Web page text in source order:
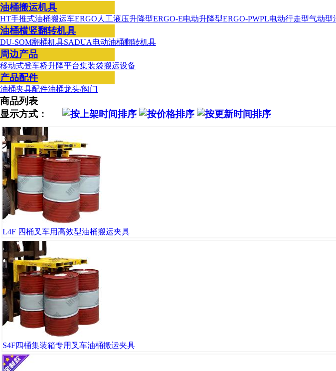
油桶搬运机具
HT手推式油桶搬运车ERGO人工液压升降型ERGO-E电动升降型ERGO-PWPL电动行走型气动型
油桶横竖翻转机具
DU-SOM翻桶机具SADUA电动油桶翻转机具
周边产品
移动式登车桥升降平台集装袋搬运设备
产品配件
油桶夹具配件油桶龙头/阀门
商品列表
显示方式：
L4F 四桶叉车用高效型油桶搬运夹具
S4F四桶集装箱专用叉车油桶搬运夹具